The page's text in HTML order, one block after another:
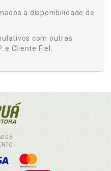
a disponibilidade de
com outras
e Cliente Fiel.
DE